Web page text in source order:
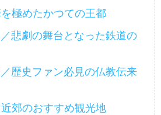
極めたかつての王都
悲劇の舞台となった鉄道の
歴史ファン必見の仏教伝来
郊のおすすめ観光地